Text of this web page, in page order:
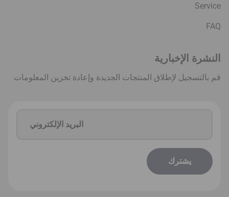
Service
FAQ
النشرة الإخبارية
قم بالتسجيل لإطلاق المنتجات الجديدة وإعادة تخزين المعلومات